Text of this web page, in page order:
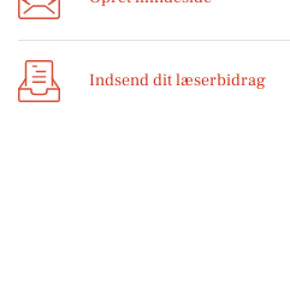
Indsend dit læserbidrag